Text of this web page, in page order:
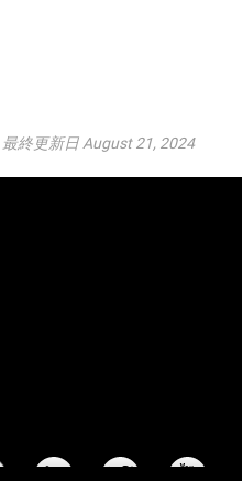
最終更新日 August 21, 2024